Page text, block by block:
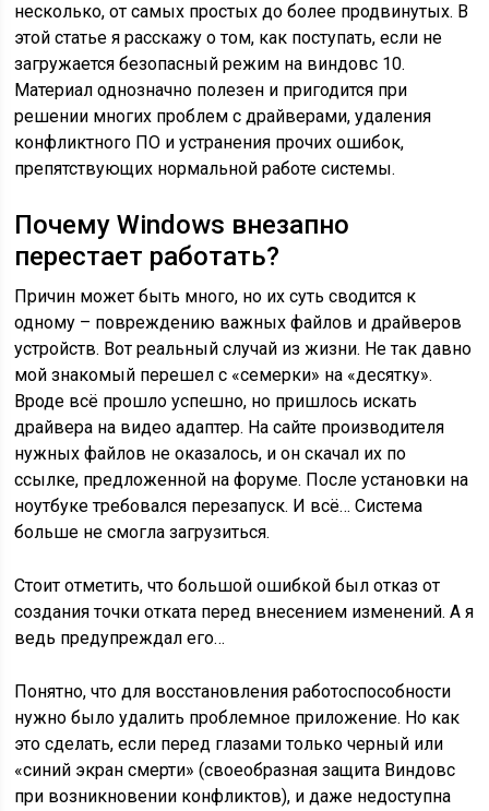
несколько, от самых простых до более продвинутых. В
этой статье я расскажу о том, как поступать, если не
загружается безопасный режим на виндовс 10.
Материал однозначно полезен и пригодится при
решении многих проблем с драйверами, удаления
конфликтного ПО и устранения прочих ошибок,
препятствующих нормальной работе системы.
Почему Windows внезапно
перестает работать?
Причин может быть много, но их суть сводится к
одному – повреждению важных файлов и драйверов
устройств. Вот реальный случай из жизни. Не так давно
мой знакомый перешел с «семерки» на «десятку».
Вроде всё прошло успешно, но пришлось искать
драйвера на видео адаптер. На сайте производителя
нужных файлов не оказалось, и он скачал их по
ссылке, предложенной на форуме. После установки на
ноутбуке требовался перезапуск. И всё… Система
больше не смогла загрузиться.
Стоит отметить, что большой ошибкой был отказ от
создания точки отката перед внесением изменений. А я
ведь предупреждал его…
Понятно, что для восстановления работоспособности
нужно было удалить проблемное приложение. Но как
это сделать, если перед глазами только черный или
«синий экран смерти» (своеобразная защита Виндовс
при возникновении конфликтов), и даже недоступна